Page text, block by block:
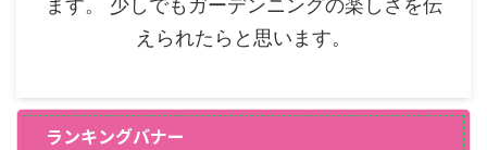
ます。 少しでもガーデンニングの楽しさを伝
えられたらと思います。
ランキングバナー